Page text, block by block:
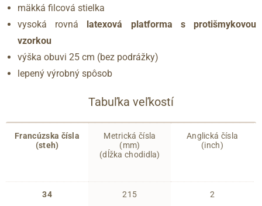
mäkká filcová stielka
vysoká rovná latexová platforma s protišmykovou
vzorkou
výška obuvi 25 cm (bez podrážky)
lepený výrobný spôsob
Tabuľka veľkostí
Francúzska čísla
(steh)
34
Metrická čísla
(mm)
(dĺžka chodidla)
215
Anglická čísla
(inch)
2